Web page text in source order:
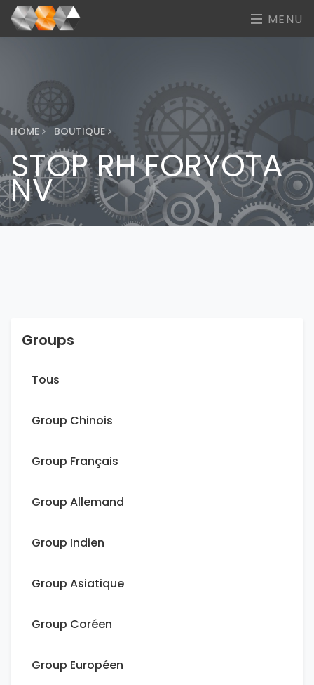
MENU
HOME BOUTIQUE
STOP RH FORYOTA
NV
Groups
Tous
Group Chinois
Group Français
Group Allemand
Group Indien
Group Asiatique
Group Coréen
Group Européen